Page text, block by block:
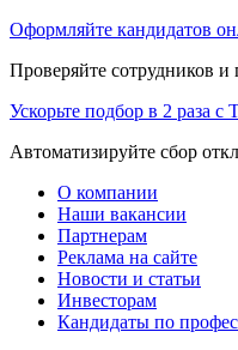
Оформляйте кандидатов
Проверяйте сотрудников
Ускорьте подбор в 2 раза с
Автоматизируйте сбор
О компании
Наши вакансии
Партнерам
Реклама на сайте
Новости и статьи
Инвесторам
Кандидаты по